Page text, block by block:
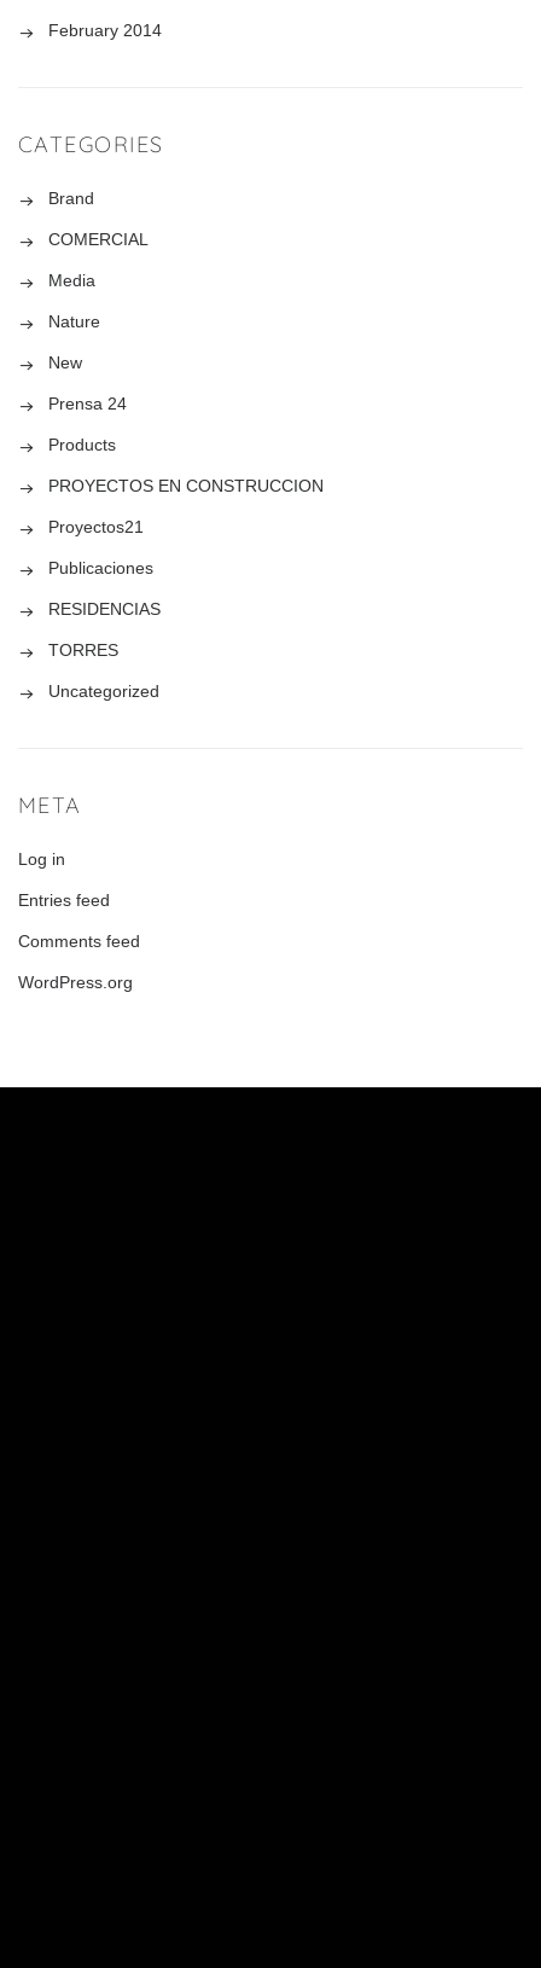
February 2014
CATEGORIES
Brand
COMERCIAL
Media
Nature
New
Prensa 24
Products
PROYECTOS EN CONSTRUCCION
Proyectos21
Publicaciones
RESIDENCIAS
TORRES
Uncategorized
META
Log in
Entries feed
Comments feed
WordPress.org